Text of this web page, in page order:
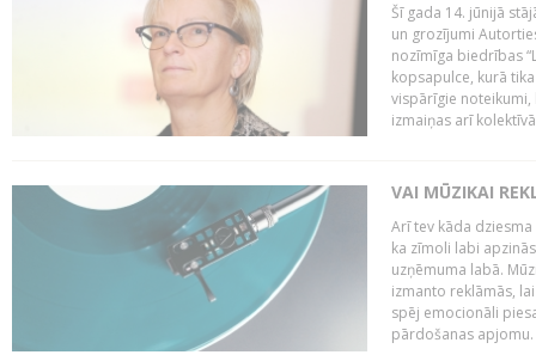
Šī gada 14. jūnijā
un grozījumi
nozīmīga biedrības
kopsapulce, kurā
vispārīgie noteikumi,
izmaiņas arī
VAI MŪZIKAI
Arī tev kāda
ka zīmoli labi
uzņēmuma labā.
izmanto reklāmās,
spēj emocionāli
pārdošanas apjomu.